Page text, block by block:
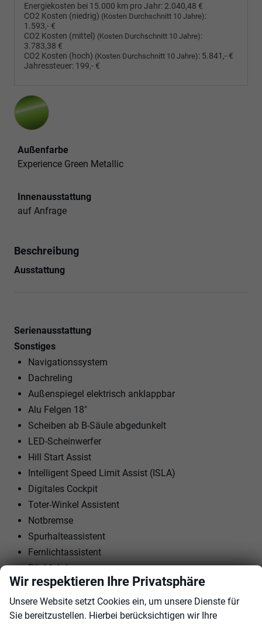
Energiekosten bei 15.000 km pro Jahr: 2.040,48 €
CO2 Kosten (niedrig) (Kosten Durchschnitt 10 Jahre):
1.593,- €
CO2 Kosten (mittel) (Kosten Durchschnitt 10 Jahre):
3.783,38 €
CO2 Kosten (hoch) (Kosten Durchschnitt 10 Jahre): 5.841,- €
Jahressteuer: 199,- €
Außenfarbe
Experience Green Metallic
Innenausstattung
auf Anfrage
Beschreibung
Ausstattung
Serienausstattung
Sonstiges
Navigationssystem
Dachreling
Außenspiegel elektrisch anklappbar
Alu Felgen 18"
Scheiben ab B-Säule abgedunkelt
LED-Scheinwerfer
Hill Start Assist
Intelligent Speed Limit Assist (ISLA)
Digitales Cockpit
Toter-Winkel Assistent
Notbremse
Spurhalteassistent
Fernlichtassistent
Rückfahrkamera
Shift By Wire
Beheizbares Lenkrad
Tempomat Adaptive
Wir respektieren Ihre Privatsphäre
Unsere Website setzt Cookies ein, um unsere Dienste für
Sie bereitzustellen. Hierbei berücksichtigen wir Ihre